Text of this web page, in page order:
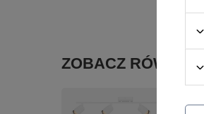
ZOBACZ RÓWNIEŻ